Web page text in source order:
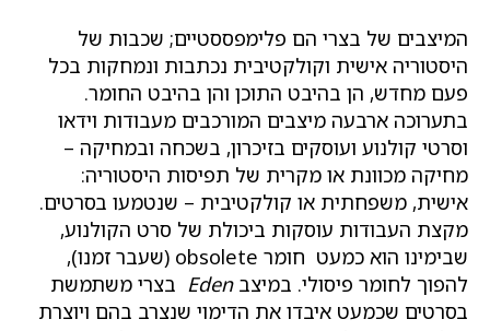
המיצבים של בצרי הם פלימפססטיים; שכבות של
היסטוריה אישית וקולקטיבית נכתבות ונמחקות בכל
פעם מחדש, הן בהיבט התוכן והן בהיבט החומר.
בתערוכה ארבעה מיצבים המורכבים מעבודות וידאו
וסרטי קולנוע ועוסקים בזיכרון, בשכחה ובמחיקה –
מחיקה מכוונת או מקרית של תפיסות היסטוריה:
אישית, משפחתית או קולקטיבית – שנטמעו בסרטים.
מקצת העבודות עוסקות ביכולת של סרט הקולנוע,
שבימינו הוא כמעט חומר obsolete (שעבר זמנו),
להפוך לחומר פיסולי. במיצבEden בצרי משתמשת
בסרטים שכמעט איבדו את הדימוי שנצרב בהם ויוצרת